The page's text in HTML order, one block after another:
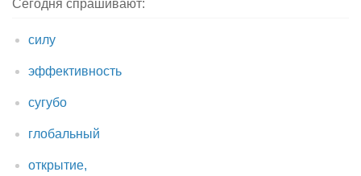
Сегодня спрашивают:
силу
эффективность
сугубо
глобальный
открытие,